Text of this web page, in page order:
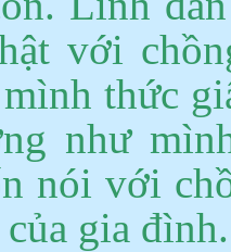
với
thức
như
nói với
gia đình.